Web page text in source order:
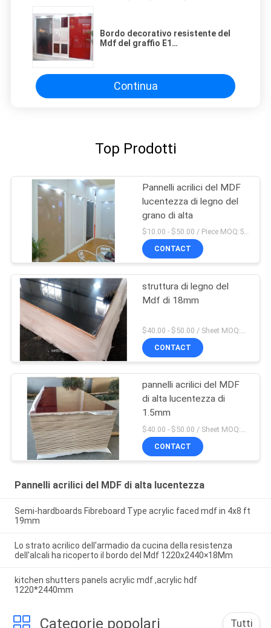
Bordo decorativo resistente del
Mdf del graffio E1
Continua
Top Prodotti
Pannelli acrilici del MDF
lucentezza di legno del
grano di alta
$10.00 - $50.00 / Piece MOQ:50 pezzo/pezzi
CONTACT
struttura di legno del
Mdf di 18mm
$40.00 - $50.00 / Sheet MOQ:50 strato/strati
CONTACT
pannelli acrilici del MDF
di alta lucentezza di
1.5mm
CONTACT
Pannelli acrilici del MDF di alta lucentezza
Semi-hardboards Fibreboard Type acrylic faced mdf in 4x8 ft
19mm
Lo strato acrilico dell'armadio da cucina della resistenza
dell'alcali ha ricoperto il bordo del Mdf 1220x2440×18Mm
kitchen shutters panels acrylic mdf ,acrylic hdf
1220*2440mm
Categorie popolari Tutti